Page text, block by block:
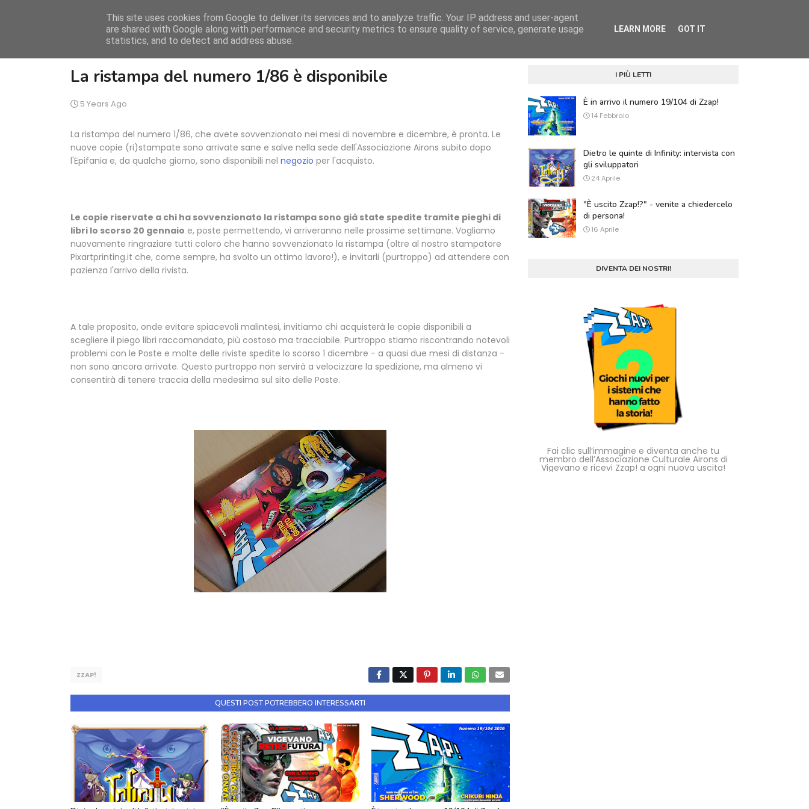
HOME ASSOCIAZIONE AIRONS DOWNLOAD GRATUITI
La ristampa del numero 1/86 è disponibile
5 Years Ago
La ristampa del numero 1/86, che avete sovvenzionato nei mesi di novembre e dicembre, è pronta. Le
nuove copie (ri)stampate sono arrivate sane e salve nella sede dell'Associazione Airons subito dopo
l'Epifania e, da qualche giorno, sono disponibili nel negozio per l'acquisto.
Le copie riservate a chi ha sovvenzionato la ristampa sono già state spedite tramite pieghi di
libri lo scorso 20 gennaio e, poste permettendo, vi arriveranno nelle prossime settimane. Vogliamo
nuovamente ringraziare tutti coloro che hanno sovvenzionato la ristampa (oltre al nostro stampatore
Pixartprinting.it che, come sempre, ha svolto un ottimo lavoro!), e invitarli (purtroppo) ad attendere con
pazienza l'arrivo della rivista.
A tale proposito, onde evitare spiacevoli malintesi, invitiamo chi acquisterà le copie disponibili a
scegliere il piego libri raccomandato, più costoso ma tracciabile. Purtroppo stiamo riscontrando notevoli
problemi con le Poste e molte delle riviste spedite lo scorso 1 dicembre - a quasi due mesi di distanza -
non sono ancora arrivate. Questo purtroppo non servirà a velocizzare la spedizione, ma almeno vi
consentirà di tenere traccia della medesima sul sito delle Poste.
ZZAP!
QUESTI POST POTREBBERO INTERESSARTI
I PIÙ LETTI
È in arrivo il numero 19/104 di Zzap!
14 Febbraio
Dietro le quinte di Infinity: intervista con
gli sviluppatori
24 Aprile
"È uscito Zzap!?" - venite a chiedercelo
di persona!
16 Aprile
DIVENTA DEI NOSTRI!
Fai clic sull’immagine e diventa anche tu
membro dell’Associazione Culturale Airons di
Vigevano e ricevi Zzap! a ogni nuova uscita!
This site uses cookies from Google to deliver its services and to analyze traffic. Your IP address and user-agent
are shared with Google along with performance and security metrics to ensure quality of service, generate usage
statistics, and to detect and address abuse.
LEARN MORE GOT IT